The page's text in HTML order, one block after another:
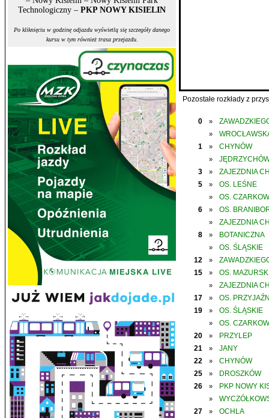
Technologiczny – PKP NOWY KISIELIN
Po kliknięciu w godzinę odjazdu wyświetlą się szczegóły danego
kursu w tym również trasa przejazdu.
Pozostałe rozkłady z
0 »
»
1
» CHYNÓW
»
3
»
ZAJEZDNIA
5
» OS. LEŚNE
»
OS.
6
» OS.
»
ZAJEZDNIA
8
» BOTANICZNA
»
OS. ŚLĄSKIE
12
»
15
» OS.
»
ZAJEZDNIA
17
»
OS.
19
» OS. ŚLĄSKIE
»
OS.
20
»
PRZYLEP
21
»
JANY
22
»
CHYNÓW
25
»
DROSZKÓW
26
» PKP NOWY
»
27
» OCHLA